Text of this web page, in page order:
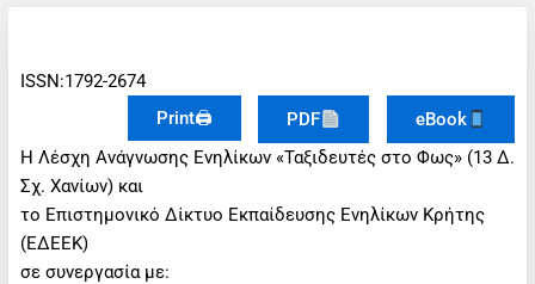
ISSN:1792-2674
Print🖨
PDF
eBook
Η Λέσχη Ανάγνωσης Ενηλίκων «Ταξιδευτές στο Φως» (13 Δ.
Σχ. Χανίων) και
το Επιστημονικό Δίκτυο Εκπαίδευσης Ενηλίκων Κρήτης
(ΕΔΕΕΚ)
σε συνεργασία με: